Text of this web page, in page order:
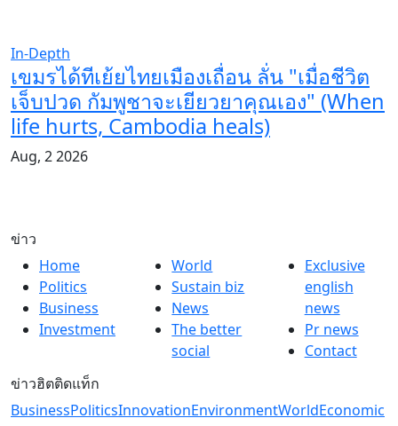
In-Depth
เขมรได้ทีเย้ยไทยเมืองเถื่อน ลั่น "เมื่อชีวิต
เจ็บปวด กัมพูชาจะเยียวยาคุณเอง" (When
life hurts, Cambodia heals)
Aug, 2 2026
ข่าว
Home
Politics
Business
Investment
World
Sustain biz
News
The better
social
Exclusive
english
news
Pr news
Contact
ข่าวฮิตติดแท็ก
BusinessPoliticsInnovationEnvironmentWorldEconomic